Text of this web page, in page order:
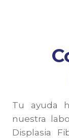
Tu ayuda
nuestra
Displasia